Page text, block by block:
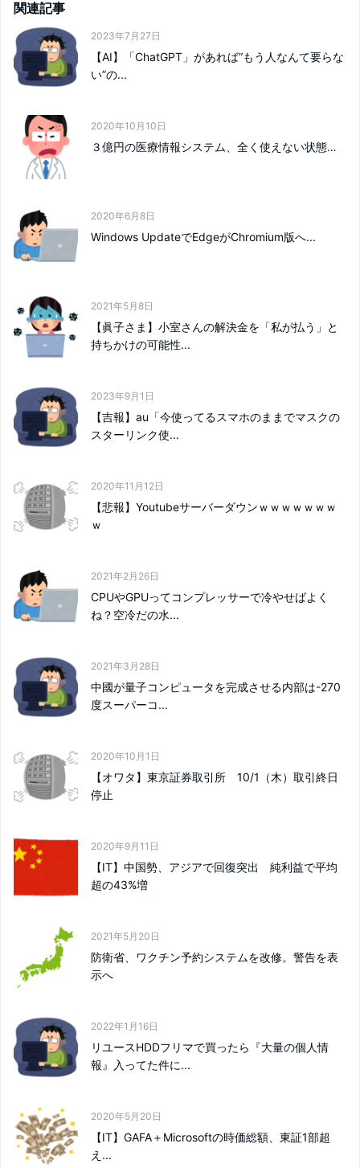
関連記事
2023年7月27日
【AI】「ChatGPT」があれば“もう人なんて要らな
い”の...
2020年10月10日
３億円の医療情報システム、全く使えない状態…
2020年6月8日
Windows UpdateでEdgeがChromium版へ...
2021年5月8日
【眞子さま】小室さんの解決金を「私が払う」と
持ちかけの可能性...
2023年9月1日
【吉報】au「今使ってるスマホのままでマスクの
スターリンク使...
2020年11月12日
【悲報】Youtubeサーバーダウンｗｗｗｗｗｗｗ
ｗ
2021年2月26日
CPUやGPUってコンプレッサーで冷やせばよく
ね？空冷だの水...
2021年3月28日
中國が量子コンピュータを完成させる内部は-270
度スーパーコ...
2020年10月1日
【オワタ】東京証券取引所 10/1（木）取引終日
停止
2020年9月11日
【IT】中国勢、アジアで回復突出 純利益で平均
超の43%増
2021年5月20日
防衛省、ワクチン予約システムを改修。警告を表
示へ
2022年1月16日
リユースHDDフリマで買ったら『大量の個人情
報』入ってた件に...
2020年5月20日
【IT】GAFA＋Microsoftの時価総額、東証1部超
え...